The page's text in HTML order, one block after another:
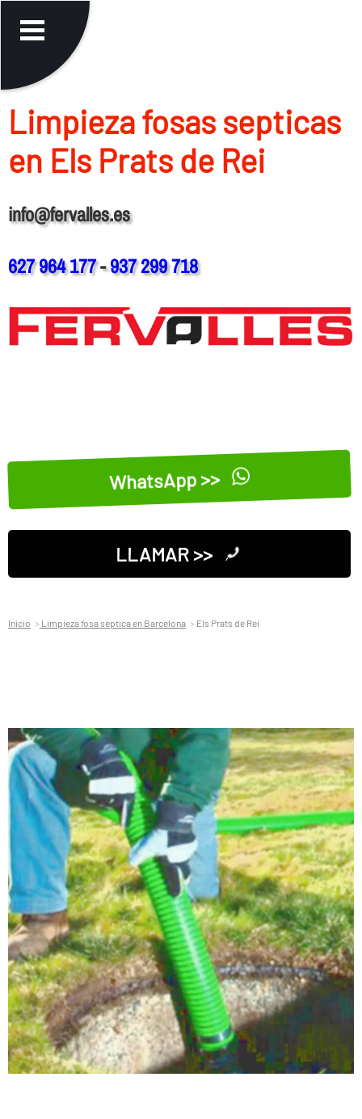
Limpieza fosas septicas
en Els Prats de Rei
info@fervalles.es
627 964 177-937 299 718
WhatsApp >>
LLAMAR >>
Inicio Limpieza fosa septica en Barcelona Els Prats de Rei